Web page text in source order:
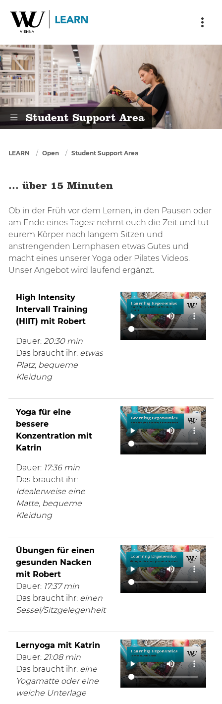
... über 15 Minuten
Student Support Area
You are here
LEARN Open Student Support Area
... über 15 Minuten
Ob in der Früh vor dem Lernen, in den Pausen oder
am Ende eines Tages: nehmt euch die Zeit und tut
eurem Körper nach langem Sitzen und
anstrengenden Lernphasen etwas Gutes und
macht eines unserer Yoga oder Pilates Videos.
Unser Angebot wird laufend ergänzt.
High Intensity
Intervall Training
(HIIT) mit Robert
Dauer: 20:30 min
Das braucht ihr: etwas
Platz, bequeme
Kleidung
Yoga für eine
bessere
Konzentration mit
Katrin
Dauer: 17:36 min
Das braucht ihr:
Idealerweise eine
Matte, bequeme
Kleidung
Übungen für einen
gesunden Nacken
mit Robert
Dauer: 17:37 min
Das braucht ihr: einen
Sessel/Sitzgelegenheit
Lernyoga mit Katrin
Dauer: 21:08 min
Das braucht ihr: eine
Yogamatte oder eine
weiche Unterlage